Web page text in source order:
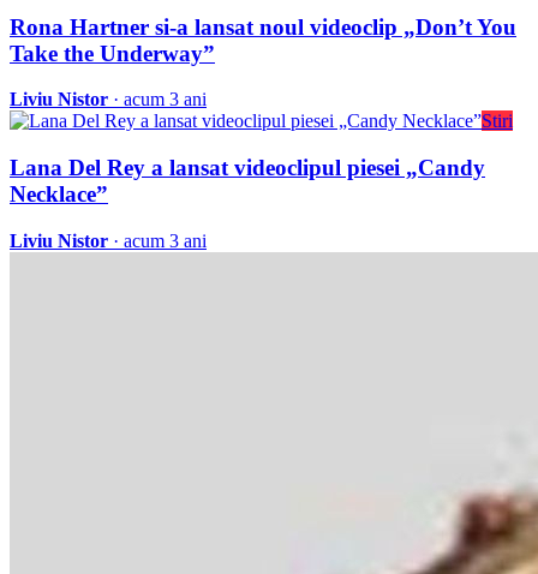
Rona Hartner si-a lansat noul videoclip „Don’t You
Take the Underway”
Liviu Nistor · acum 3 ani
Stiri
Lana Del Rey a lansat videoclipul piesei „Candy
Necklace”
Liviu Nistor · acum 3 ani